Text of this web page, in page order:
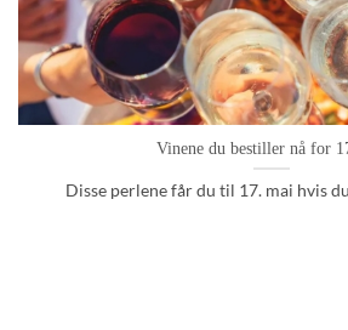
Vinene du bestiller nå for
Disse perlene får du til 17. mai hvis